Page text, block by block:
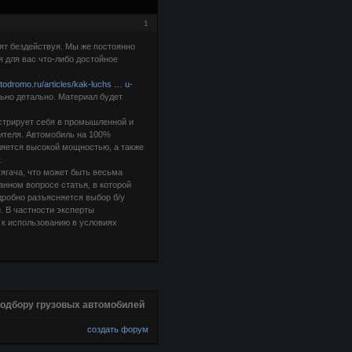
1
бездействуя. Мы же постоянно
вас что-либо достойное
articles/kak-luchs … u-
детально. Материал будет
себя в промышленной и
Автомобиль на 100%
высокой мощностью, а также
что может быть весьма
вопросе статья, в которой
разъясняется выбор б/у
В частности эксперты
использованию в условиях
грузовых автомобилей
создать форум